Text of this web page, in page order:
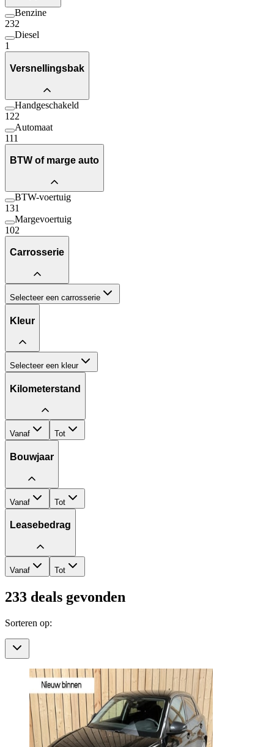
Benzine
232
Diesel
1
Versnellingsbak
Handgeschakeld
122
Automaat
111
BTW of marge auto
BTW-voertuig
131
Margevoertuig
102
Carrosserie
Selecteer een carrosserie
Kleur
Selecteer een kleur
Kilometerstand
Vanaf Tot
Bouwjaar
Vanaf Tot
Leasebedrag
Vanaf Tot
233 deals gevonden
Sorteren op: